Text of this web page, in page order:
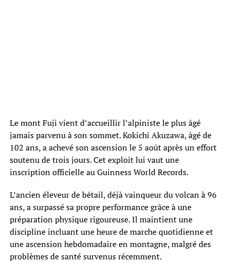
Le mont Fuji vient d’accueillir l’alpiniste le plus âgé
jamais parvenu à son sommet. Kokichi Akuzawa, âgé de
102 ans, a achevé son ascension le 5 août après un effort
soutenu de trois jours. Cet exploit lui vaut une
inscription officielle au Guinness World Records.
L’ancien éleveur de bétail, déjà vainqueur du volcan à 96
ans, a surpassé sa propre performance grâce à une
préparation physique rigoureuse. Il maintient une
discipline incluant une heure de marche quotidienne et
une ascension hebdomadaire en montagne, malgré des
problèmes de santé survenus récemment.